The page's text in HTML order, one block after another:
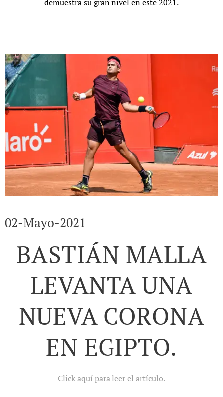
demuestra su gran nivel en este 2021.
02-Mayo-2021
BASTIÁN MALLA
LEVANTA UNA
NUEVA CORONA
EN EGIPTO.
Click aquí para leer el artículo.